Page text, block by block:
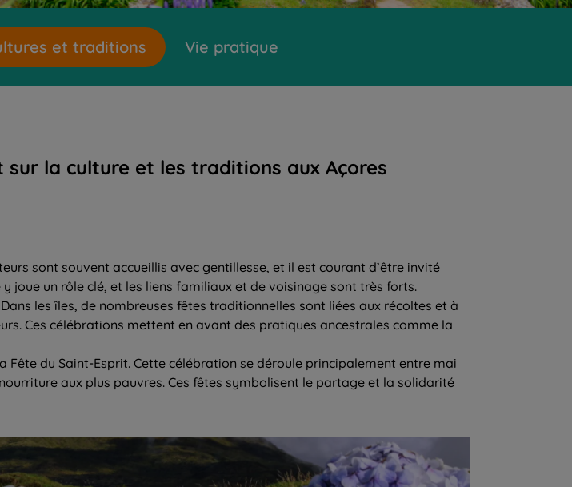
et traditions Vie pratique
la culture et les traditions aux Açores
sont souvent accueillis avec gentillesse, et il est courant d’être invité
joue un rôle clé, et les liens familiaux et de voisinage sont très forts.
les îles, de nombreuses fêtes traditionnelles sont liées aux récoltes et à
Ces célébrations mettent en avant des pratiques ancestrales comme la
du Saint-Esprit. Cette célébration se déroule principalement entre mai
aux plus pauvres. Ces fêtes symbolisent le partage et la solidarité